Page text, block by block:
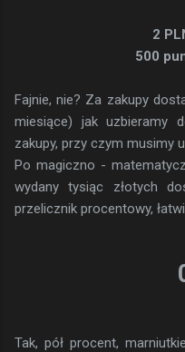
2
500
Fajnie, nie? Za zakupy
miesiące) jak uzbieramy
zakupy, przy czym musimy
Po magiczno -
wydany tysiąc złotych
przelicznik procentowy,
Tak, pół procent,